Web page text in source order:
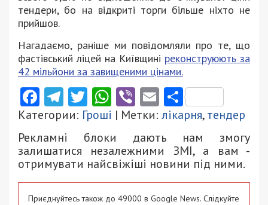
тендери, бо на відкриті торги більше ніхто не
прийшов.
Нагадаємо, раніше ми повідомляли про те, що
фастівський ліцей на Київщині реконструюють за
42 мільйони за завищеними цінами.
Facebook
Telegram
Twitter
WhatsApp
ViberEmail
Категории: Гроші | Метки: лікарня,тендер
Рекламні блоки дають нам змогу
залишатися незалежними ЗМІ, а вам -
отримувати найсвіжіші новини під ними.
Приєднуйтесь також до 49000 в Google News. Слідкуйте